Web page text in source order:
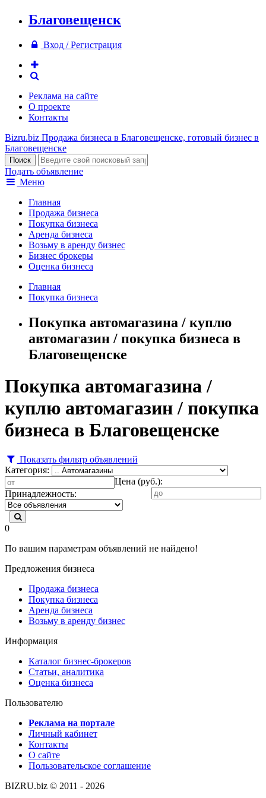
Благовещенск
Вход / Регистрация
Реклама на сайте
О проекте
Контакты
Bizru.biz Продажа бизнеса в Благовещенске, готовый бизнес в
Благовещенске
Подать объявление
Меню
Главная
Продажа бизнеса
Покупка бизнеса
Аренда бизнеса
Возьму в аренду бизнес
Бизнес брокеры
Оценка бизнеса
Главная
Покупка бизнеса
Покупка автомагазина / куплю
автомагазин / покупка бизнеса в
Благовещенске
Покупка автомагазина /
куплю автомагазин / покупка
бизнеса в Благовещенске
Показать фильтр объявлений
Категория:
Цена (руб.):
Принадлежность:
0
По вашим параметрам объявлений не найдено!
Предложения бизнеса
Продажа бизнеса
Покупка бизнеса
Аренда бизнеса
Возьму в аренду бизнес
Информация
Каталог бизнес-брокеров
Статьи, аналитика
Оценка бизнеса
Пользователю
Реклама на портале
Личный кабинет
Контакты
О сайте
Пользовательское соглашение
BIZRU.biz © 2011 - 2026